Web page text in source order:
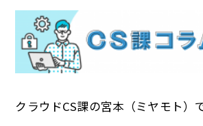
クラウドCS課の宮本（ミヤモト）で